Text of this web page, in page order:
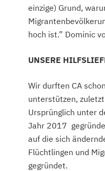
einzige) Grund,
hoch ist.” Dominic
UNSERE
Wir durften CA
unterstützen,
Ursprünglich unter
Jahr 2017
auf die sich
Flüchtlingen und
gegründet.